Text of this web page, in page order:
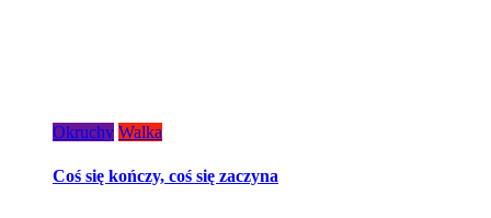
Okruchy Walka
Coś się kończy, coś się zaczyna